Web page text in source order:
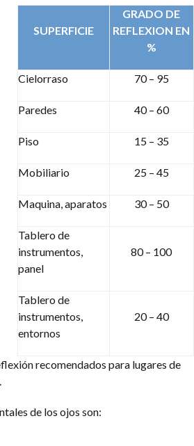
SUPERFICIE
GRADO DE
REFLEXION EN
%
Cielorraso 70 – 95
Paredes 40 – 60
Piso 15 – 35
Mobiliario 25 – 45
Maquina, aparatos 30 – 50
Tablero de
instrumentos,
panel
80 – 100
Tablero de
instrumentos,
entornos
20 – 40
recomendados para lugares de
de los ojos son: